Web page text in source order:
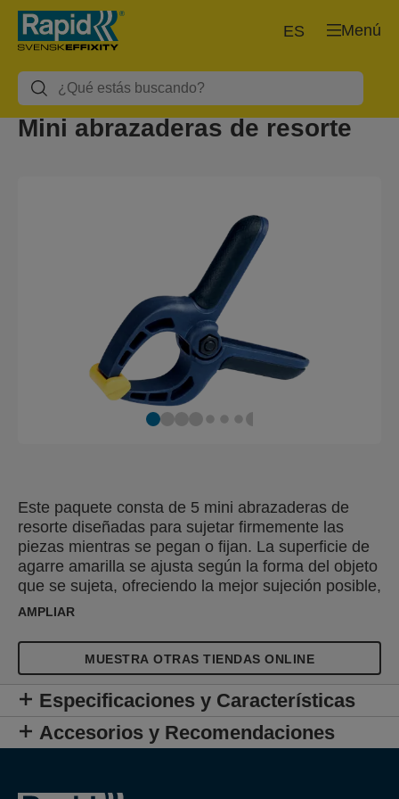
Menú
ES
Mini abrazaderas de resorte
Este paquete consta de 5 mini abrazaderas de
resorte diseñadas para sujetar firmemente las
piezas mientras se pegan o fijan. La superficie de
agarre amarilla se ajusta según la forma del objeto
que se sujeta, ofreciendo la mejor sujeción posible,
hasta 35 mm. Con su mango suave, estas
muchos trabajos en el hogar o para proyectos de
manualidades.
AMPLIAR
MUESTRA OTRAS TIENDAS ONLINE
Especificaciones y Características
Accesorios y Recomendaciones